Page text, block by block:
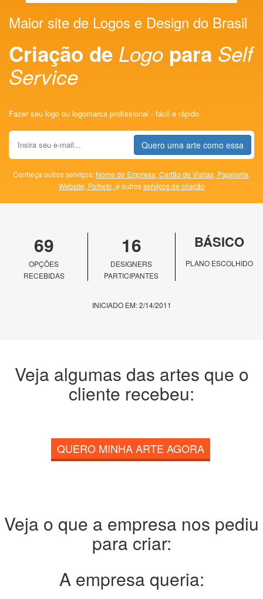
Maior site de Logos e Design do Brasil
Criação de Logo para Self
Service
Fazer seu logo ou logomarca profissional - fácil e rápido.
Quero uma arte como essa
Conheça outros serviços: Nome de Empresa, Cartão de Visitas, Papelaria,
Website, Folheto, e outrosserviços de criação
69
OPÇÕES
RECEBIDAS
16
DESIGNERS
PARTICIPANTES
BÁSICO
PLANO ESCOLHIDO
INICIADO EM: 2/14/2011
Veja algumas das artes que o
cliente recebeu:
QUERO MINHA ARTE AGORA
Veja o que a empresa nos pediu
para criar:
A empresa queria: